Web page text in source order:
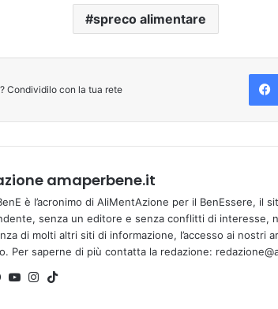
spreco alimentare
Condividilo con la tua rete
amaperbene.it
è l’acronimo di AliMentAzione per il BenEssere, il
senza un editore e senza conflitti di interesse,
di molti altri siti di informazione, l’accesso ai nostri
Per saperne di più contatta la redazione:
Fa Yo Ins